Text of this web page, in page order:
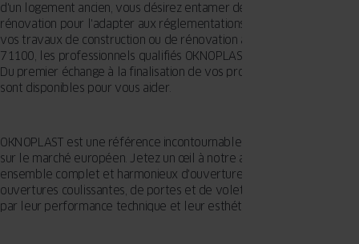
d'un logement ancien, vous désirez entamer des travaux de
rénovation pour l'adapter aux réglementations en vigueur ? Pour
vos travaux de construction ou de rénovation à Chalon-sur-Saône -
71100, les professionnels qualifiés OKNOPLAST vous accompagnent.
Du premier échange à la finalisation de vos projets de menuiserie, ils
sont disponibles pour vous aider.
OKNOPLAST est une référence incontournable des menuiseries PVC
sur le marché européen. Jetez un œil à notre assortiment pour un
ensemble complet et harmonieux d'ouvertures, de grandes
ouvertures coulissantes, de portes et de volets, qui vous fascineront
par leur performance technique et leur esthétisme.